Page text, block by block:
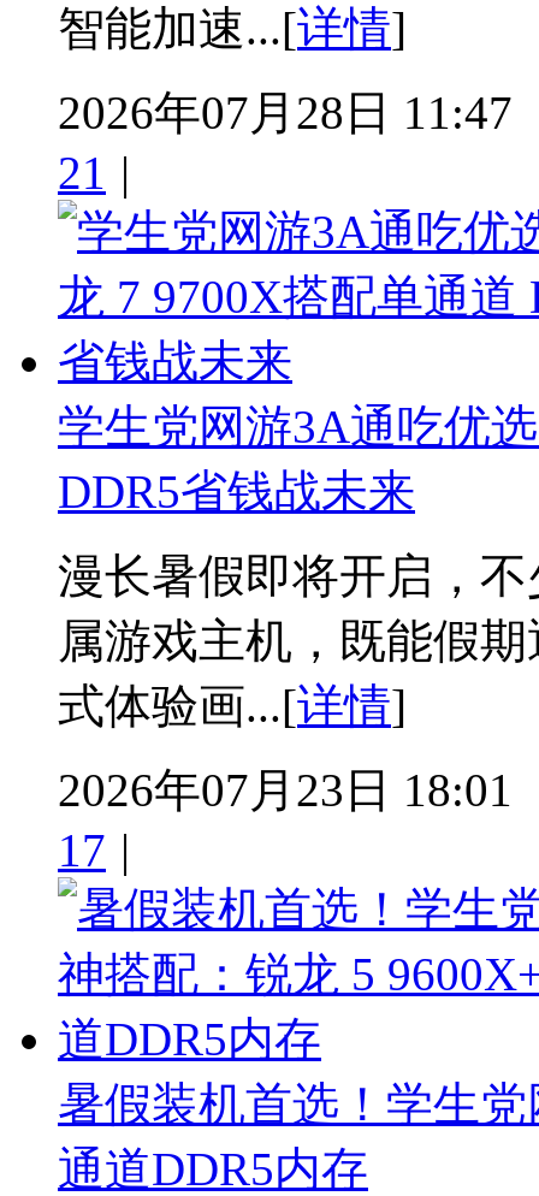
智能加速...[详情]
2026年07月28日 11:47
21 |
学生党网游3A通吃优
DDR5省钱战未来
漫长暑假即将开启，
属游戏主机，既能假
式体验画...[详情]
2026年07月23日 18:01
17 |
暑假装机首选！学生
通道DDR5内存